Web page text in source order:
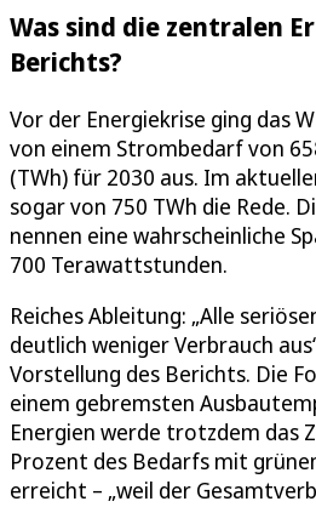
Was sind die zentralen
Berichts?
Vor der Energiekrise ging das
von einem Strombedarf von
(TWh) für 2030 aus. Im
sogar von 750 TWh die Rede.
nennen eine wahrscheinliche
700 Terawattstunden.
Reiches Ableitung: „Alle
deutlich weniger Verbrauch
Vorstellung des Berichts. Die
einem gebremsten
Energien werde trotzdem das
Prozent des Bedarfs mit
erreicht – „weil der